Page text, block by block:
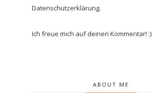
Datenschutzerklärung.
Ich freue mich auf deinen Kommentar! :)
ABOUT ME